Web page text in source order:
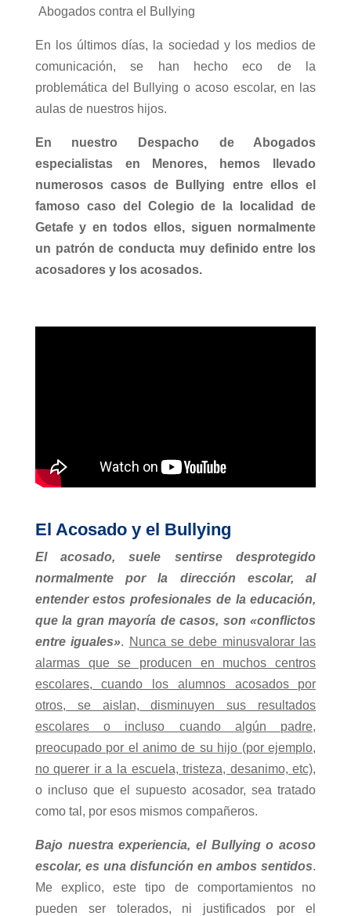
Abogados contra el Bullying
En los últimos días, la sociedad y los medios de
comunicación, se han hecho eco de la
problemática del Bullying o acoso escolar, en las
aulas de nuestros hijos.
En nuestro Despacho de Abogados
especialistas en Menores, hemos llevado
numerosos casos de Bullying entre ellos el
famoso caso del Colegio de la localidad de
Getafe y en todos ellos, siguen normalmente
un patrón de conducta muy definido entre los
acosadores y los acosados.
El Acosado y el Bullying
El acosado, suele sentirse desprotegido
normalmente por la dirección escolar, al
entender estos profesionales de la educación,
que la gran mayoría de casos, son «conflictos
entre iguales». Nunca se debe minusvalorar las
alarmas que se producen en muchos centros
escolares, cuando los alumnos acosados por
otros, se aislan, disminuyen sus resultados
escolares o incluso cuando algún padre,
preocupado por el animo de su hijo (por ejemplo,
no querer ir a la escuela, tristeza, desanimo, etc),
o incluso que el supuesto acosador, sea tratado
como tal, por esos mismos compañeros.
Bajo nuestra experiencia, el Bullying o acoso
escolar, es una disfunción en ambos sentidos.
Me explico, este tipo de comportamientos no
pueden ser tolerados, ni justificados por el